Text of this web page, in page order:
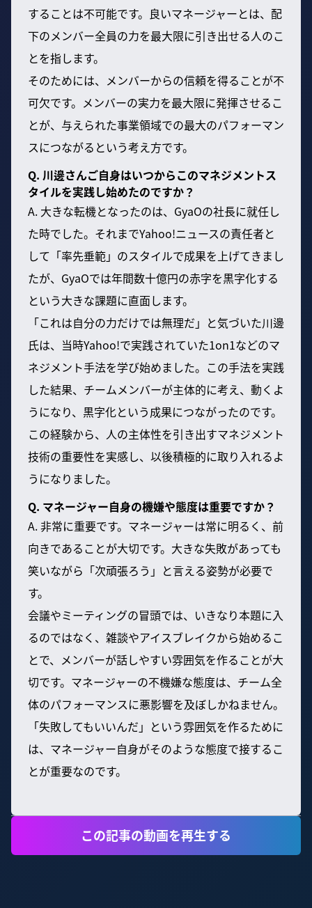
することは不可能です。良いマネージャーとは、配
下のメンバー全員の力を最大限に引き出せる人のこ
とを指します。
そのためには、メンバーからの信頼を得ることが不
可欠です。メンバーの実力を最大限に発揮させるこ
とが、与えられた事業領域での最大のパフォーマン
スにつながるという考え方です。
Q. 川邊さんご自身はいつからこのマネジメントス
タイルを実践し始めたのですか？
A. 大きな転機となったのは、GyaOの社長に就任し
た時でした。それまでYahoo!ニュースの責任者と
して「率先垂範」のスタイルで成果を上げてきまし
たが、GyaOでは年間数十億円の赤字を黒字化する
という大きな課題に直面します。
「これは自分の力だけでは無理だ」と気づいた川邊
氏は、当時Yahoo!で実践されていた1on1などのマ
ネジメント手法を学び始めました。この手法を実践
した結果、チームメンバーが主体的に考え、動くよ
うになり、黒字化という成果につながったのです。
この経験から、人の主体性を引き出すマネジメント
技術の重要性を実感し、以後積極的に取り入れるよ
うになりました。
Q. マネージャー自身の機嫌や態度は重要ですか？
A. 非常に重要です。マネージャーは常に明るく、前
向きであることが大切です。大きな失敗があっても
笑いながら「次頑張ろう」と言える姿勢が必要で
す。
会議やミーティングの冒頭では、いきなり本題に入
るのではなく、雑談やアイスブレイクから始めるこ
とで、メンバーが話しやすい雰囲気を作ることが大
切です。マネージャーの不機嫌な態度は、チーム全
体のパフォーマンスに悪影響を及ぼしかねません。
「失敗してもいいんだ」という雰囲気を作るために
は、マネージャー自身がそのような態度で接するこ
とが重要なのです。
この記事の動画を再生する